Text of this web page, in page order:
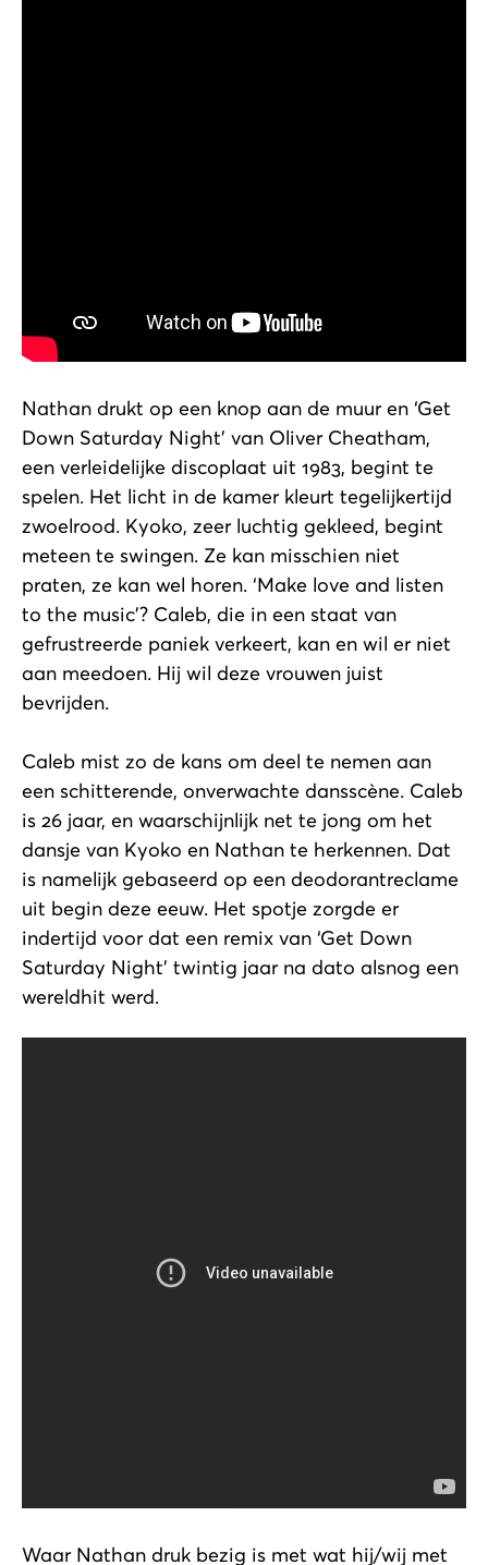
Nathan drukt op een knop aan de muur en ‘Get
Down Saturday Night’ van Oliver Cheatham,
een verleidelijke discoplaat uit 1983, begint te
spelen. Het licht in de kamer kleurt tegelijkertijd
zwoelrood. Kyoko, zeer luchtig gekleed, begint
meteen te swingen. Ze kan misschien niet
praten, ze kan wel horen. ‘Make love and listen
to the music’? Caleb, die in een staat van
gefrustreerde paniek verkeert, kan en wil er niet
aan meedoen. Hij wil deze vrouwen juist
bevrijden.
Caleb mist zo de kans om deel te nemen aan
een schitterende, onverwachte dansscène. Caleb
is 26 jaar, en waarschijnlijk net te jong om het
dansje van Kyoko en Nathan te herkennen. Dat
is namelijk gebaseerd op een deodorantreclame
uit begin deze eeuw. Het spotje zorgde er
indertijd voor dat een remix van ‘Get Down
Saturday Night’ twintig jaar na dato alsnog een
wereldhit werd.
Waar Nathan druk bezig is met wat hij/wij met